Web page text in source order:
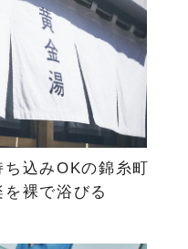
込みOKの錦糸町
を裸で浴びる